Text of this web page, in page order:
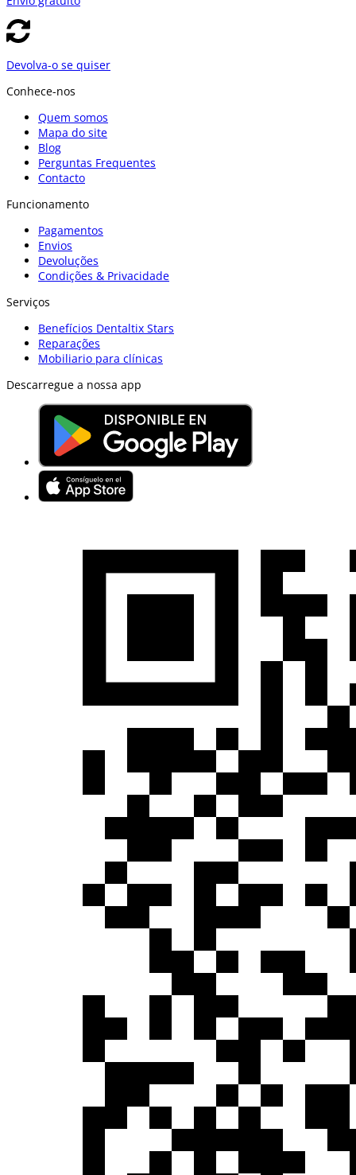
Devolva-o se quiser
Conhece-nos
Quem somos
Mapa do site
Blog
Perguntas Frequentes
Contacto
Funcionamento
Pagamentos
Envios
Devoluções
Condições & Privacidade
Serviços
Benefícios Dentaltix Stars
Reparações
Mobiliario para clínicas
Descarregue a nossa app